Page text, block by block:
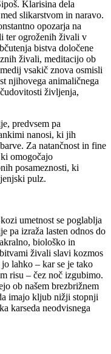
Klarisina dela
slikarstvom in naravo.
opozarja na
ter ogroženih živali v
bistva določene
živali, meditacijo ob
vsakič znova osmisli
njihovega animaličnega
življenja,
predvsem pa
nanosi, ki jih
Za natančnost in fine
omogočajo
posameznosti, ki
pulz.
umetnost se poglablja
pa izraža lasten odnos do
biološko in
živali slavi kozmos
lahko – kar se je tako
risu – čez noč izgubimo.
ob našem brezbrižnem
imajo kljub nižji stopnji
karseda neodvisnega